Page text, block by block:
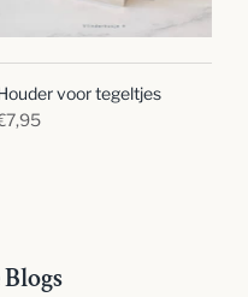
voor tegeltjes